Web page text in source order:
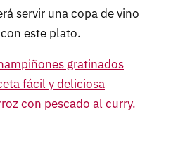
servir una copa de vino
este plato.
gratinados
fácil y deliciosa
con pescado al curry.